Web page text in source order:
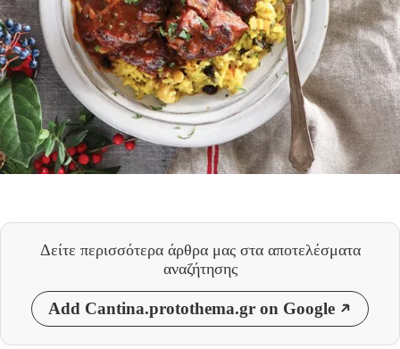
Δείτε περισσότερα άρθρα μας στα αποτελέσματα
αναζήτησης
Add Cantina.protothema.gr on Google